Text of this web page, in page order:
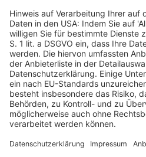
der mindestens zweimonatigen
durch das Europäische
Rahmen des Omnibus-Pakets
angekündigte Überarbeitung
wird aktuell durch die European
Advisory Group (EFRAG)
neben dem am 11.7.2025
(IDW Aktuell vom 11.7.2025)
Weitere Informationen dazu